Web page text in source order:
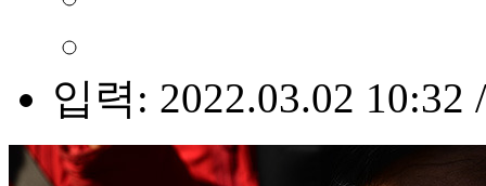
입력: 2022.03.02 10:32